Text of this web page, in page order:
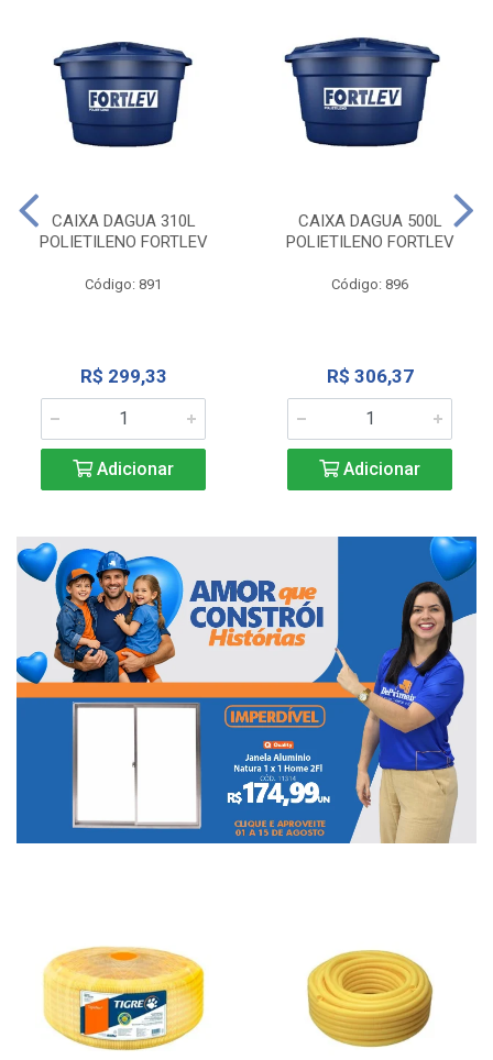
CAIXA DAGUA 310L
POLIETILENO FORTLEV
Código: 891
R$ 299,33
Adicionar
CAIXA DAGUA 500L
POLIETILENO FORTLEV
Código: 896
R$ 306,37
Adicionar